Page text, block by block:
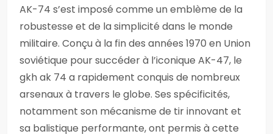
AK-74 s’est imposé comme un emblème de la
robustesse et de la simplicité dans le monde
militaire. Conçu à la fin des années 1970 en Union
soviétique pour succéder à l’iconique AK-47, le
gkh ak 74 a rapidement conquis de nombreux
arsenaux à travers le globe. Ses spécificités,
notamment son mécanisme de tir innovant et
sa balistique performante, ont permis à cette